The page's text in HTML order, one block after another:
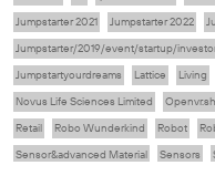
Jumpstarter 2021
Jumpstarter 2022
Jumpstarter/2019/event/startup/
Jumpstartyourdreams
Lattice Living
Novus Life Sciences Limited
Retail
Robo Wunderkind Robot
Sensor&advanced Material
Sensors